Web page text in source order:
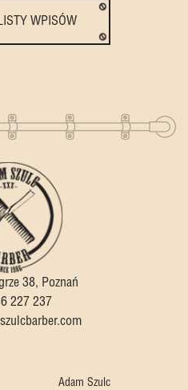
WPISÓW
38, Poznań
227 237
Adam Szulc